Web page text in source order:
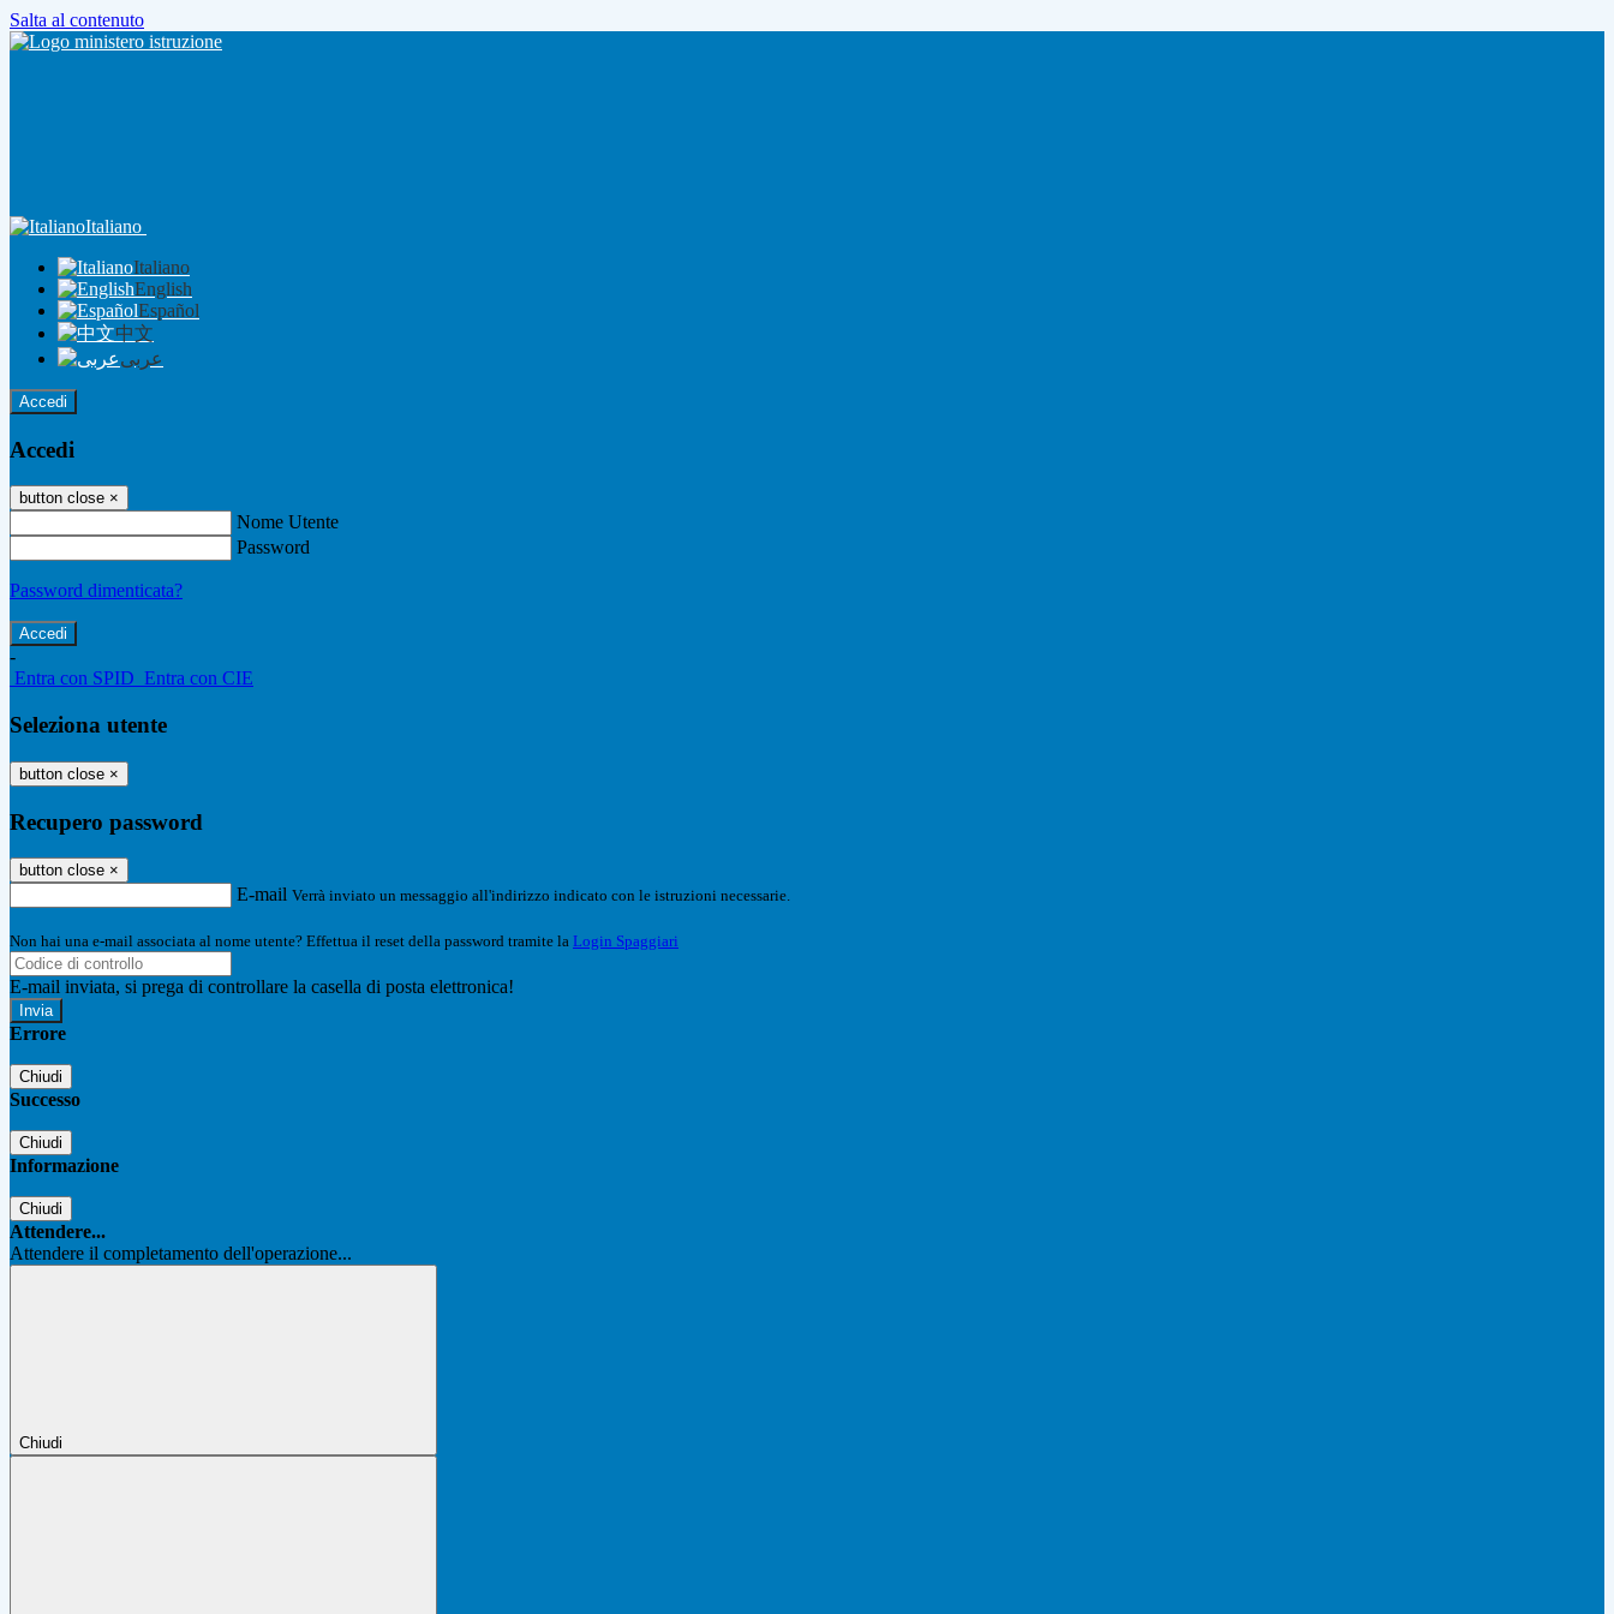
Salta al contenuto
Italiano
Italiano
English
Español
中文
عربى
Accedi
Accedi
button close ×
Nome Utente
Password
Password dimenticata?
-
Entra con SPID Entra con CIE
Seleziona utente
button close ×
Recupero password
button close ×
E-mail Verrà inviato un messaggio all'indirizzo indicato con le istruzioni necessarie.
Non hai una e-mail associata al nome utente? Effettua il reset della password tramite la Login Spaggiari
E-mail inviata, si prega di controllare la casella di posta elettronica!
Errore
Chiudi
Successo
Chiudi
Informazione
Chiudi
Attendere...
Attendere il completamento dell'operazione...
Chiudi